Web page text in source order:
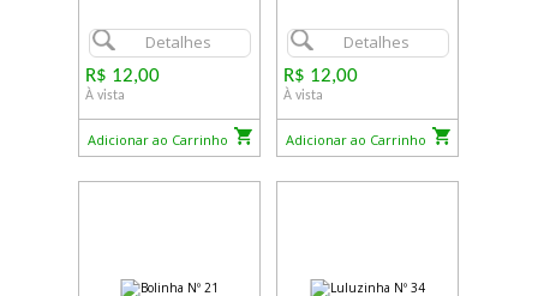
Detalhes
R$ 12,00
À vista
Adicionar ao Carrinho
Detalhes
R$ 12,00
À vista
Adicionar ao Carrinho